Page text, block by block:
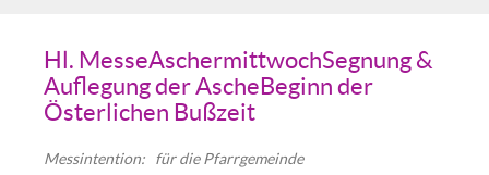
Hl. MesseAschermittwochSegnung &
Auflegung der AscheBeginn der
Österlichen Bußzeit
Messintention: für die Pfarrgemeinde